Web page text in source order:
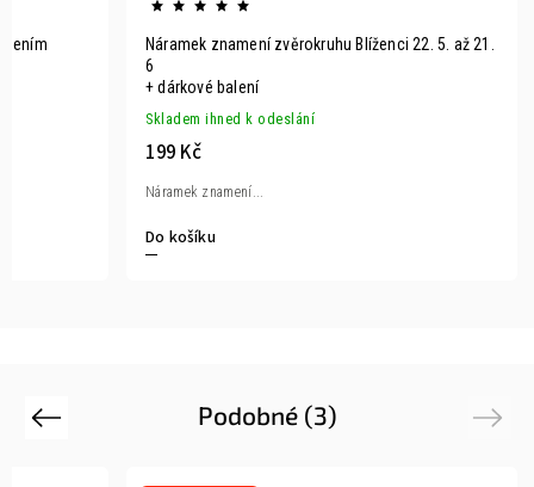
Náramek znamení zvěrokruhu Blíženci 22. 5. až 21.
6
+ dárkové balení
Skladem ihned k odeslání
199 Kč
Do košíku
Náramek znamení...
Podobné (3)
Previous Next